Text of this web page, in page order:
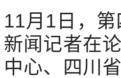
11月1日，
新闻记者在
中心、四川